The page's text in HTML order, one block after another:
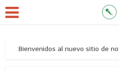
Bienvenidos al nuevo sitio de